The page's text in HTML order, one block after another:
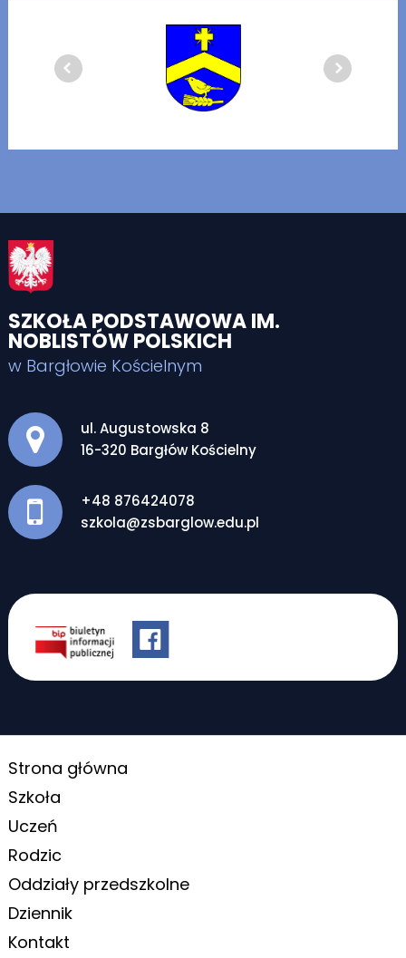
SZKOŁA PODSTAWOWA IM.
NOBLISTÓW POLSKICH
w Bargłowie Kościelnym
Adres pocztowy:
ul. Augustowska 8
16-320 Bargłów Kościelny
+48 876424078
szkola@zsbarglow.edu.pl
Strona główna
Szkoła
Uczeń
Rodzic
Oddziały przedszkolne
Dziennik
Kontakt